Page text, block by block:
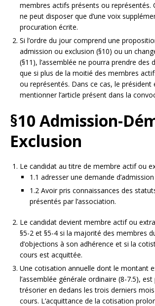
membres actifs présents ou représentés.
ne peut disposer que d’une voix
procuration écrite.
Si l’ordre du jour comprend une
admission ou exclusion (§10) ou un
(§11), l’assemblée ne pourra prendre des
que si plus de la moitié des membres
ou représentés. Dans ce cas, le président
mentionner l’article présent dans la
§10 Admission-
Exclusion
Le candidat au titre de membre actif ou
1.1 adresser une demande
1.2 Avoir pris connaissances des
présentés par l’association.
Le candidat devient membre actif ou
§5-2 et §5-4 si la majorité des membres
d’objections à son adhérence et si la
cours est acquittée.
Une cotisation annuelle dont le montant
l’assemblée générale ordinaire (8-7.5),
trésorier en dedans les trois derniers mois
cours. L’acquittance de la cotisation